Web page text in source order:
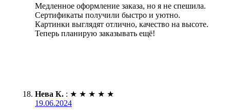
Медленное оформление заказа, но я не спешила.
Сертификаты получили быстро и уютно.
Картинки выглядят отлично, качество на высоте.
Теперь планирую заказывать ещё!
Нева К. : ★ ★ ★ ★ ★
19.06.2024